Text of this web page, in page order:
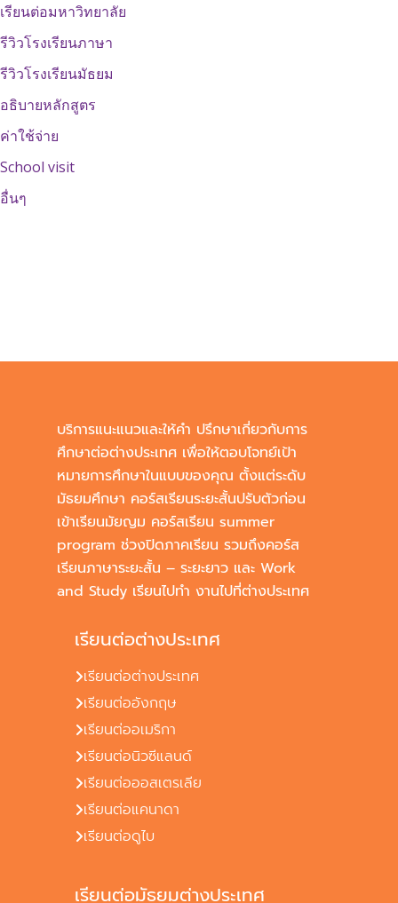
เรียนต่อมหาวิทยาลัย
รีวิวโรงเรียนภาษา
รีวิวโรงเรียนมัธยม
อธิบายหลักสูตร
ค่าใช้จ่าย
School visit
อื่นๆ
บริการแนะแนวและให้คำ ปรึกษาเกี่ยวกับการ
ศึกษาต่อต่างประเทศ เพื่อให้ตอบโจทย์เป้า
หมายการศึกษาในแบบของคุณ ตั้งแต่ระดับ
มัธยมศึกษา คอร์สเรียนระยะสั้นปรับตัวก่อน
เข้าเรียนมัยญม คอร์สเรียน summer
program ช่วงปิดภาคเรียน รวมถึงคอร์ส
เรียนภาษาระยะสั้น – ระยะยาว และ Work
and Study เรียนไปทำ งานไปที่ต่างประเทศ
เรียนต่อต่างประเทศ
เรียนต่อต่างประเทศ
เรียนต่ออังกฤษ
เรียนต่ออเมริกา
เรียนต่อนิวซีแลนด์
เรียนต่อออสเตรเลีย
เรียนต่อแคนาดา
เรียนต่อดูไบ
เรียนต่อมัธยมต่างประเทศ